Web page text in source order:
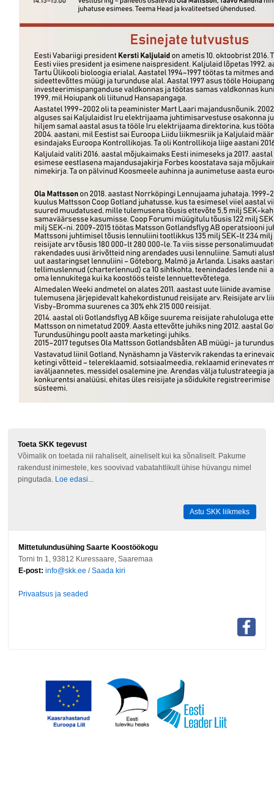
Toeta SKK tegevust
Võimalik on toetada nii rahaliselt, aineliselt kui ka sõnaliselt. Pakume
rakendust inimestele, kes soovivad vabatahtlikult ühise hüvangu nimel
pingutada. Loe edasi...
Astu SKK liikmeks
Mittetulundusühing Saarte Koostöökogu
Torni tn 1, 93812 Kuressaare, Saaremaa
E-post: info@skk.ee / Saada kiri
Privaatsus ja seaded